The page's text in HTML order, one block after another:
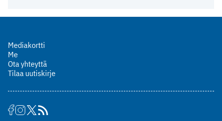
Mediakortti
Me
Ota yhteyttä
Tilaa uutiskirje